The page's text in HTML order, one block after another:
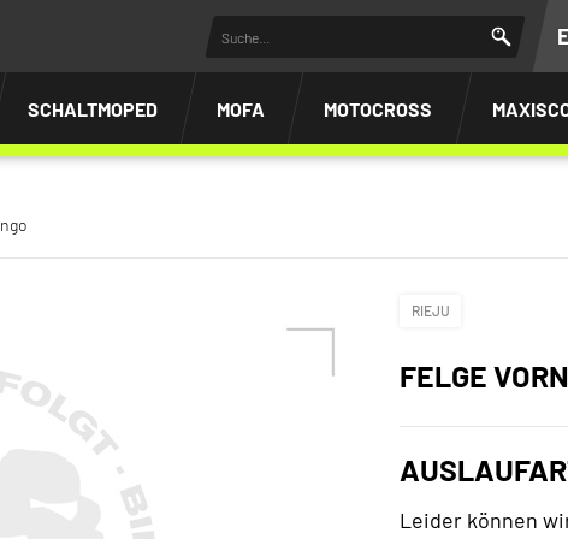
SCHALTMOPED MOFA MOTOCROSS
RIEJU
FELGE
Leider können